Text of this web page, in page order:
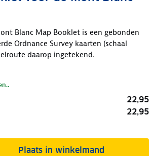
Blanc Map Booklet is een gebonden
Ordnance Survey kaarten (schaal
daarop ingetekend.
22,95
22,95
Plaats in winkelmand